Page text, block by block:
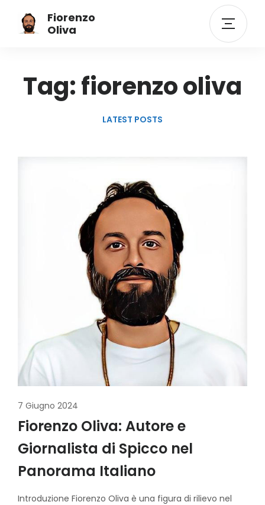
Fiorenzo
Oliva
Tag: fiorenzo oliva
LATEST POSTS
7 Giugno 2024
Fiorenzo Oliva: Autore e
Giornalista di Spicco nel
Panorama Italiano
Introduzione Fiorenzo Oliva è una figura di rilievo nel